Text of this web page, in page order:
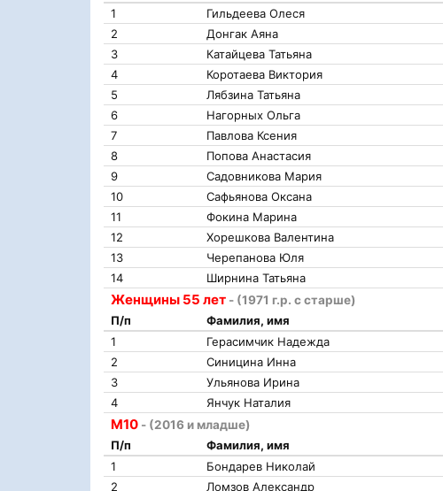
1
Гильдеева Олеся
2
Донгак Аяна
3
Катайцева Татьяна
4
Коротаева Виктория
5
Лябзина Татьяна
6
Нагорных Ольга
7
Павлова Ксения
8
Попова Анастасия
9
Садовникова Мария
10
Сафьянова Оксана
11
Фокина Марина
12
Хорешкова Валентина
13
Черепанова Юля
14
Ширнина Татьяна
Женщины 55 лет - (1971 г.р. с старше)
П/п
Фамилия, имя
1
Герасимчик Надежда
2
Синицина Инна
3
Ульянова Ирина
4
Янчук Наталия
М10 - (2016 и младше)
П/п
Фамилия, имя
1
Бондарев Николай
2
Ломзов Александр